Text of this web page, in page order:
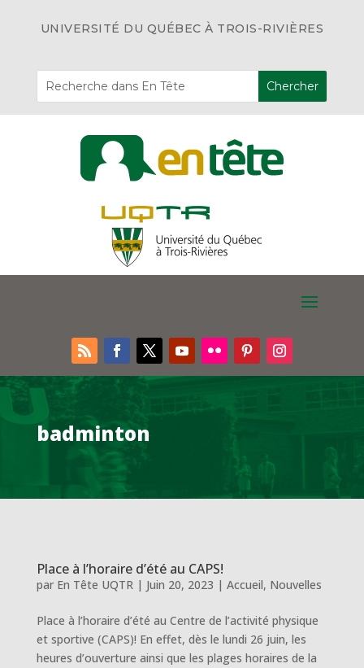
UNIVERSITÉ DU QUÉBEC À TROIS-RIVIÈRES
badminton
Place à l’horaire d’été au CAPS!
par En Tête UQTR| Juin 20, 2023 | Accueil, Nouvelles
Place à l’horaire d’été au Centre de l’activité physique
et sportive (CAPS)! En effet, dès le lundi 26 juin, les
heures d’ouverture ainsi que les plages horaires de la